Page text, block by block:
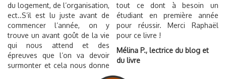
du logement, de l’organisation,
ect..S’il est lu juste avant de
commencer l’année, on y
trouve un avant goût de la vie
qui nous attend et des
épreuves que l’on va devoir
surmonter et cela nous donne
tout ce dont à besoin un
étudiant en première année
pour réussir. Merci Raphaël
pour ce livre !
Mélina P., lectrice du blog et
du livre